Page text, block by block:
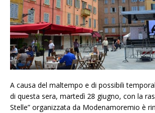
A causa del maltempo e di possibili
di questa sera, martedì 28 giugno, con la
Stelle” organizzata da Modenamoremio è